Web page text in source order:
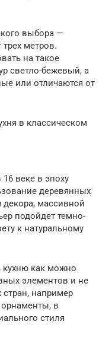
выбора —
метров.
на такое
светло-бежевый, а
или отличаются от
в классическом
веке в эпоху
деревянных
декора, массивной
подойдет темно-
к натуральному
кухню как можно
элементов и не
например
в
стиля